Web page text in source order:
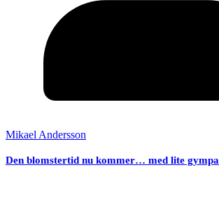
Mikael Andersson
Den blomstertid nu kommer… med lite gympa